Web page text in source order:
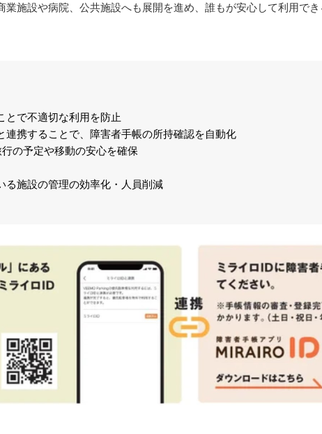
施設や病院、公共施設へも展開を進め、誰もが安心して利用で
とで不適切な利用を防止
連携することで、障害者手帳の所持確認を自動化
の予定や移動の安心を確保
る施設の管理の効率化・人員削減